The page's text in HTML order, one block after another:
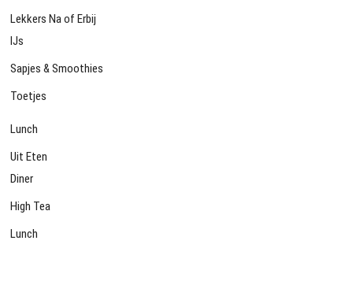
Lekkers Na of Erbij
IJs
Sapjes & Smoothies
Toetjes
Lunch
Uit Eten
Diner
High Tea
Lunch